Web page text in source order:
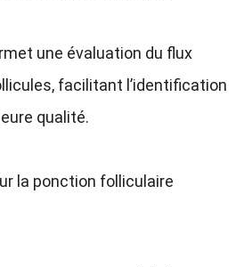
une évaluation du flux
facilitant l’identification
qualité.
la ponction folliculaire